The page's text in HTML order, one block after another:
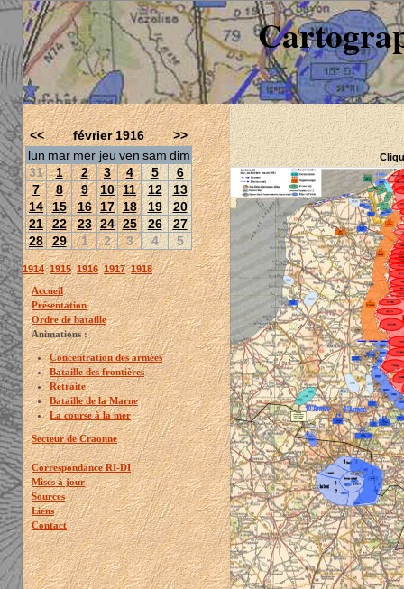
<< février 1916
>>
lun mar mer jeu ven sam dim
31
1 2 3 4 5
6
7
8 9 10 11 12
13
14 15 16 17 18 19
20
21 22 23 24 25 26
27
28 29 1 2 3 4 5
1914 1915 1916 1917 1918
Accueil
Présentation
Ordre de bataille
Animations :
Concentration des armées
Bataille des frontières
Retraite
Bataille de la Marne
La course à la mer
Secteur de Craonne
Correspondance RI-DI
Mises à jour
Sources
Liens
Contact